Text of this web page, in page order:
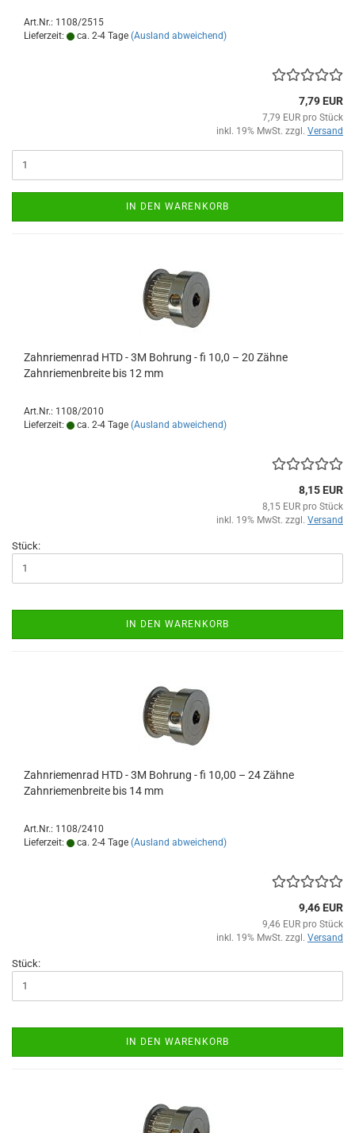
Art.Nr.: 1108/2515
Lieferzeit:
ca. 2-4 Tage (Ausland abweichend)
7,79 EUR
7,79 EUR pro Stück
inkl. 19% MwSt. zzgl. Versand
IN DEN WARENKORB
Zahnriemenrad HTD - 3M Bohrung - fi 10,0 – 20 Zähne
Zahnriemenbreite bis 12 mm
Art.Nr.: 1108/2010
Lieferzeit:
ca. 2-4 Tage (Ausland abweichend)
8,15 EUR
8,15 EUR pro Stück
inkl. 19% MwSt. zzgl. Versand
Stück:
IN DEN WARENKORB
Zahnriemenrad HTD - 3M Bohrung - fi 10,00 – 24 Zähne
Zahnriemenbreite bis 14 mm
Art.Nr.: 1108/2410
Lieferzeit:
ca. 2-4 Tage (Ausland abweichend)
9,46 EUR
9,46 EUR pro Stück
inkl. 19% MwSt. zzgl. Versand
Stück:
IN DEN WARENKORB